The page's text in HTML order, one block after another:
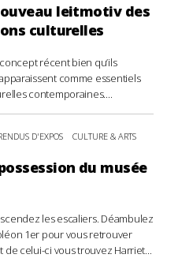
leitmotiv des
culturelles
récent bien qu’ils
comme essentiels
contemporaines....
D'EXPOS CULTURE & ARTS
du musée
les escaliers. Déambulez
1er pour vous retrouver
de celui-ci vous trouvez Harriet...